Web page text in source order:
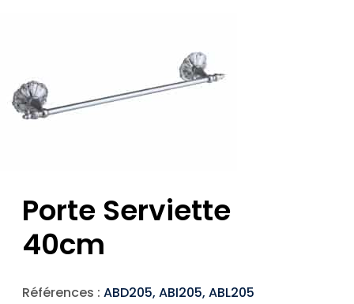
Porte Serviette
40cm
Références : ABD205, ABI205, ABL205